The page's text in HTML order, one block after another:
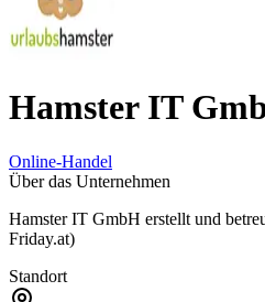
Hamster IT
Online-Handel
Über das Unternehmen
Hamster IT GmbH erstellt und
Friday.at)
Standort